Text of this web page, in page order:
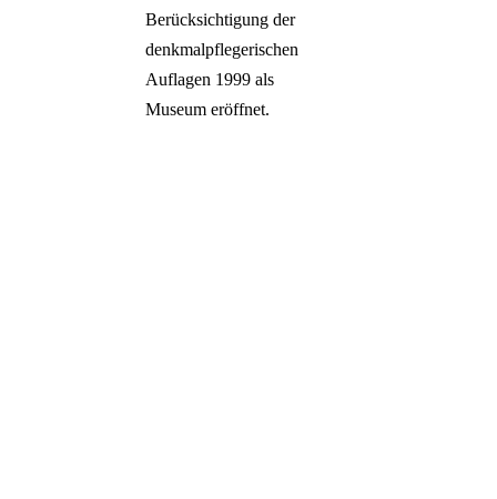
Berücksichtigung der
denkmalpflegerischen
Auflagen 1999 als
Museum eröffnet.